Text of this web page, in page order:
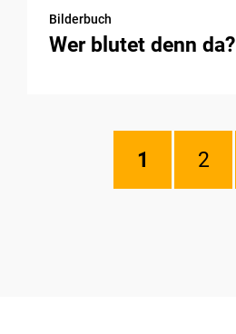
Bilderbuch
Wer blutet denn da?
1 2